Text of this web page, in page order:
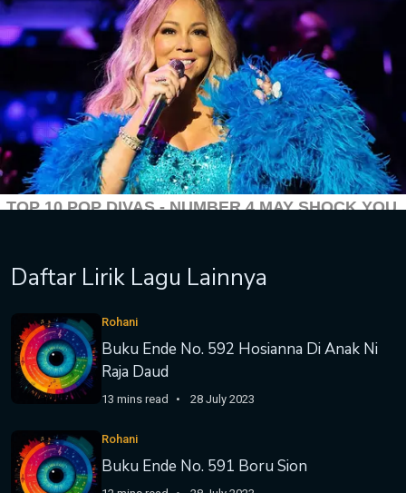
Daftar Lirik Lagu Lainnya
Rohani
Buku Ende No. 592 Hosianna Di Anak Ni
Raja Daud
13 mins read 28 July 2023
Rohani
Buku Ende No. 591 Boru Sion